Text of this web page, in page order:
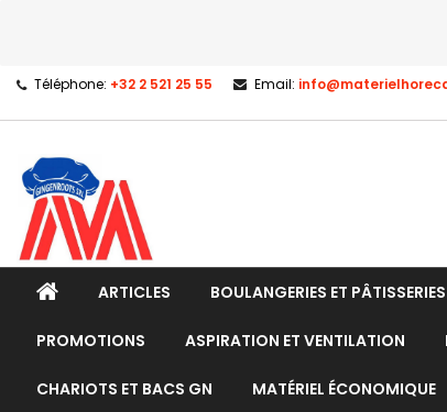
Téléphone: +32 2 521 25 55 Email:
ARTICLES BOULANGERIES ET PÂTISSERIES
PROMOTIONS ASPIRATION ET VENTILATION
CHARIOTS ET BACS GN MATÉRIEL ÉCONOMIQUE